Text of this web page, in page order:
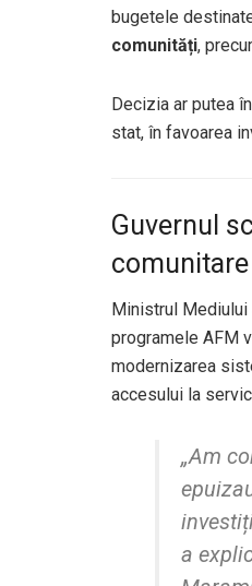
bugetele
comunități,
Decizia ar putea
stat, în favoarea
Guvernul
comunitare
Ministrul Mediului
programele AFM
modernizarea
accesului la
„Am
a